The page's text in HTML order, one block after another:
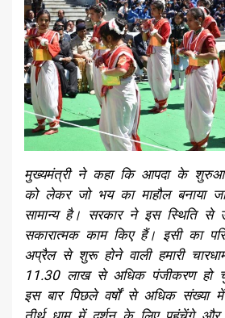
मुख्यमंत्री ने कहा कि आपदा के
को लेकर जो भय का माहौल बनाया
सामान्य है। सरकार ने इस स्थिति से
सकारात्मक काम किए हैं। इसी का
अप्रैल से शुरू होने वाली हमारी
11.30 लाख से अधिक पंजीकरण हो
इस बार पिछले वर्षों से अधिक संख्या